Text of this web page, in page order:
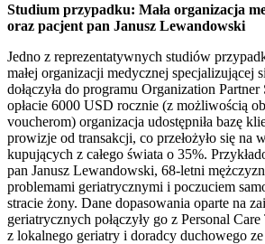
Studium przypadku: Mała organizacja
oraz pacjent pan Janusz Lewandowski
Jedno z reprezentatywnych studiów
małej organizacji medycznej specjalizującej
dołączyła do programu Organization
opłacie 6000 USD rocznie (z możliwością
voucherom) organizacja udostępniła bazę
prowizje od transakcji, co przełożyło się na
kupujących z całego świata o 35%.
pan Janusz Lewandowski, 68-letni
problemami geriatrycznymi i poczuciem
stracie żony. Dane dopasowania oparte na
geriatrycznych połączyły go z Personal Care
z lokalnego geriatry i doradcy duchowego